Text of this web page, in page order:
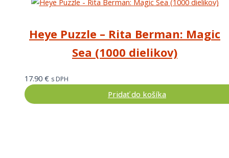
Heye Puzzle – Rita Berman: Magic
Sea (1000 dielikov)
17.90 € s DPH
Pridať do košíka